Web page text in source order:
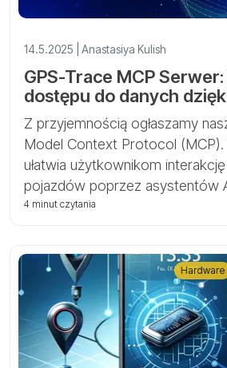
14.5.2025 | Anastasiya Kulish
GPS-Trace MCP Serwer:
dostępu do danych
Context Protocol
Z przyjemnością ogłaszamy
Model Context Protocol
ułatwia użytkownikom
pojazdów poprzez asystentów
uzyskać dostęp do informacji o
4 minut czytania
Hardware